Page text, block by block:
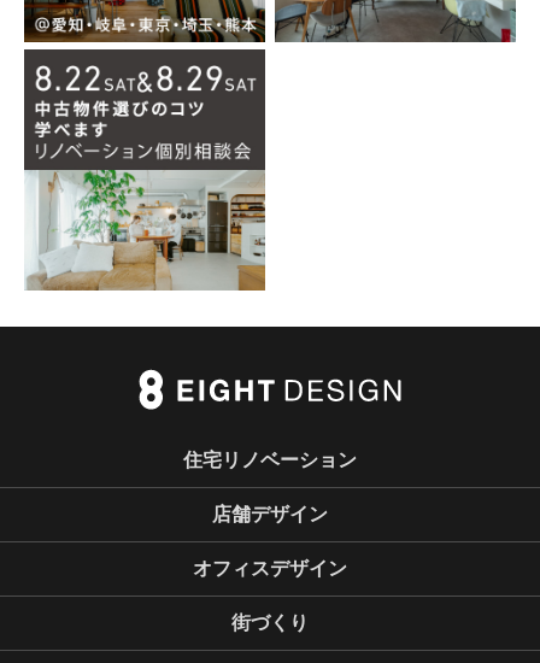
住宅リノベーション
店舗デザイン
オフィスデザイン
街づくり